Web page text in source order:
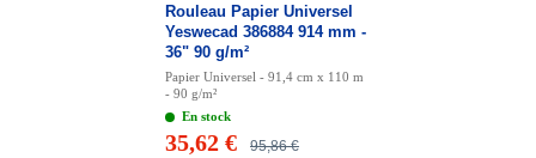
Rouleau Papier Universel
Yeswecad 386884 914 mm -
36" 90 g/m²
Papier Universel - 91,4 cm x 110 m
- 90 g/m²
En stock
95,86 €
35,62 €